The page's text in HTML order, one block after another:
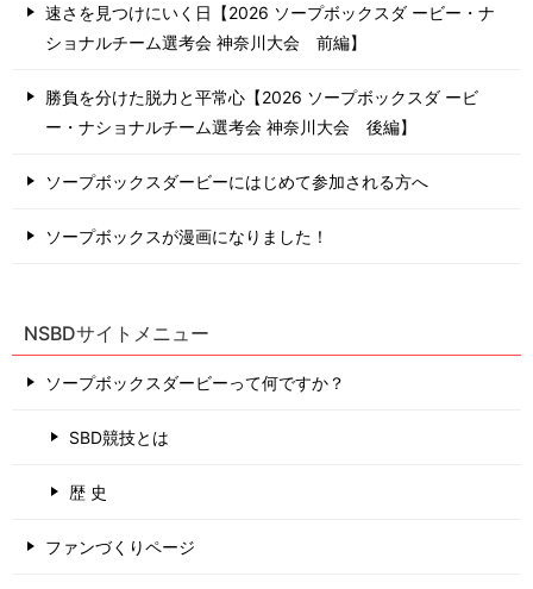
速さを見つけにいく日【2026 ソープボックスダ ービー・ナ
ショナルチーム選考会 神奈川⼤会 前編】
勝負を分けた脱力と平常心【2026 ソープボックスダ ービ
ー・ナショナルチーム選考会 神奈川⼤会 後編】
ソープボックスダービーにはじめて参加される方へ
ソープボックスが漫画になりました！
NSBDサイトメニュー
ソープボックスダービーって何ですか？
SBD競技とは
歴 史
ファンづくりページ